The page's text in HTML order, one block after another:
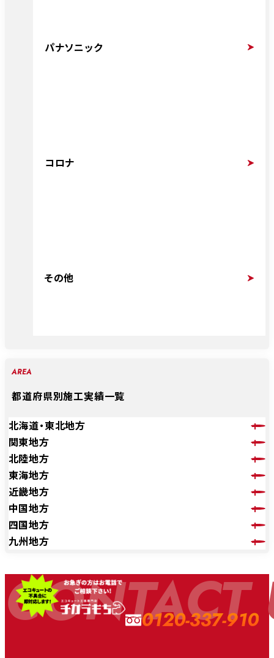
パナソニック
コロナ
その他
AREA
都道府県別施工実績一覧
北海道・東北地方
関東地方
北陸地方
東海地方
近畿地方
中国地方
四国地方
九州地方
CONTACT
0120-337-910